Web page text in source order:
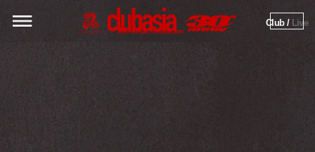
Club / Live